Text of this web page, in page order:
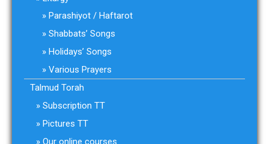
Parashiyot / Haftarot
Shabbats’ Songs
Holidays’ Songs
Various Prayers
Talmud Torah
Subscription TT
Pictures TT
Our online courses